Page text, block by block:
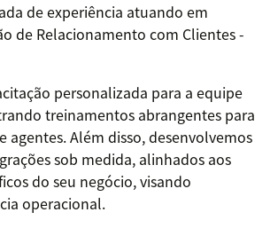
de experiência atuando em
de Relacionamento com Clientes -
personalizada para a equipe
treinamentos abrangentes para
agentes. Além disso, desenvolvemos
sob medida, alinhados aos
do seu negócio, visando
operacional.